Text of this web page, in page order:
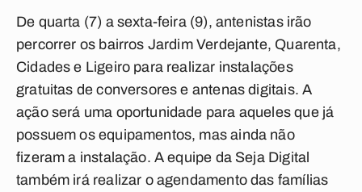
De quarta (7) a sexta-feira (9), antenistas irão
percorrer os bairros Jardim Verdejante, Quarenta,
Cidades e Ligeiro para realizar instalações
gratuitas de conversores e antenas digitais. A
ação será uma oportunidade para aqueles que já
possuem os equipamentos, mas ainda não
fizeram a instalação. A equipe da Seja Digital
também irá realizar o agendamento das famílias